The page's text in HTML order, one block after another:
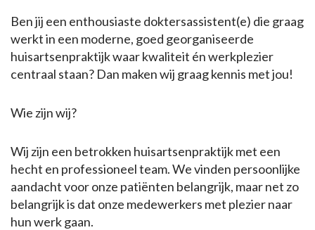
Ben jij een enthousiaste doktersassistent(e) die graag
werkt in een moderne, goed georganiseerde
huisartsenpraktijk waar kwaliteit én werkplezier
centraal staan? Dan maken wij graag kennis met jou!
Wie zijn wij?
Wij zijn een betrokken huisartsenpraktijk met een
hecht en professioneel team. We vinden persoonlijke
aandacht voor onze patiënten belangrijk, maar net zo
belangrijk is dat onze medewerkers met plezier naar
hun werk gaan.